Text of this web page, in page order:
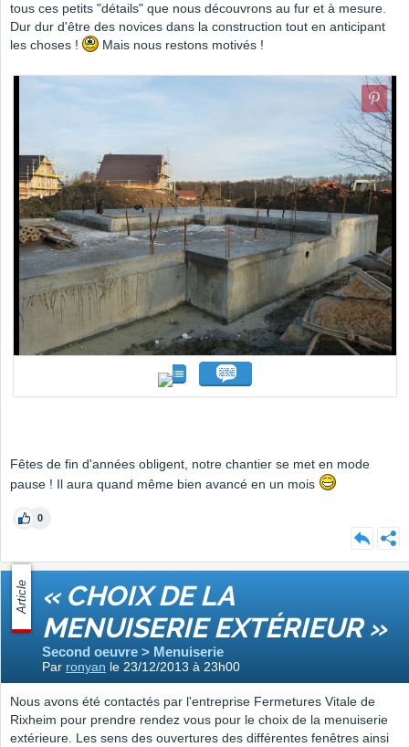
tous ces petits "détails" que nous découvrons au fur et à mesure.
Dur dur d'être des novices dans la construction tout en anticipant
les choses !
Mais nous restons motivés !
Fêtes de fin d'années obligent, notre chantier se met en mode
pause ! Il aura quand même bien avancé en un mois
0
Article « CHOIX DE LA
MENUISERIE EXTÉRIEUR »
Second oeuvre > Menuiserie
Par ronyan le 23/12/2013 à 23h00
Nous avons été contactés par l'entreprise Fermetures Vitale de
Rixheim pour prendre rendez vous pour le choix de la menuiserie
extérieure. Les sens des ouvertures des différentes fenêtres ainsi